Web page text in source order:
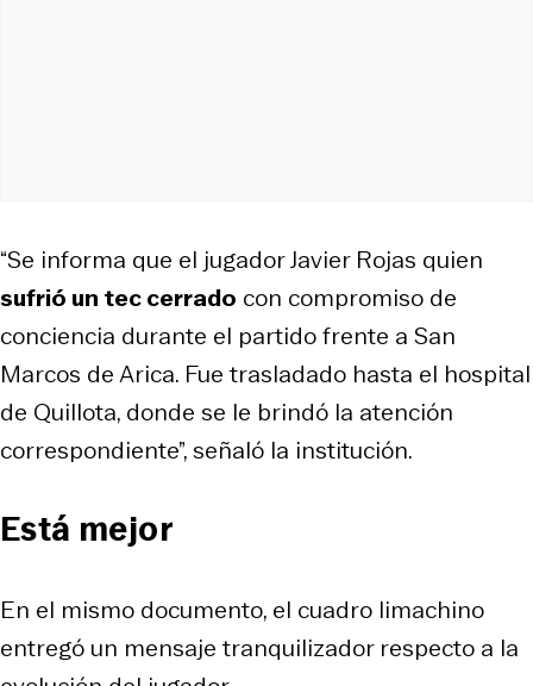
“Se informa que el jugador Javier Rojas quien
sufrió un tec cerrado con compromiso de
conciencia durante el partido frente a San
Marcos de Arica. Fue trasladado hasta el hospital
de Quillota, donde se le brindó la atención
correspondiente”, señaló la institución.
Está mejor
En el mismo documento, el cuadro limachino
entregó un mensaje tranquilizador respecto a la